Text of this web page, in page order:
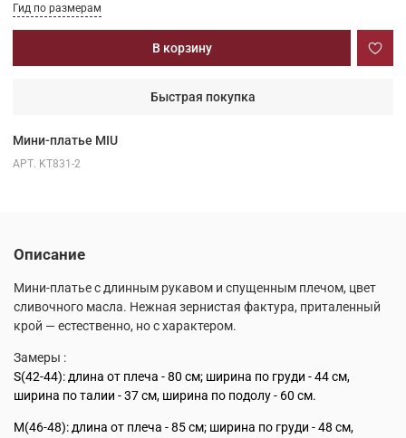
Мини-платье MIU
АРТ. KT831-2
Гид по размерам
В корзину
Быстрая покупка
Описание
Мини-платье с длинным рукавом и спущенным плечом, цвет
сливочного масла. Нежная зернистая фактура, приталенный
крой — естественно, но с характером.
Замеры :
S(42-44): длина от плеча - 80 см; ширина по груди - 44 см,
ширина по талии - 37 см, ширина по подолу - 60 см.
M(46-48): длина от плеча - 85 см; ширина по груди - 48 см,